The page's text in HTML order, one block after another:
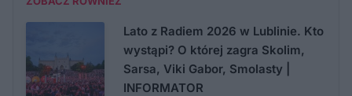
Lato z Radiem 2026 w Lublinie. Kto
wystąpi? O której zagra Skolim,
Sarsa, Viki Gabor, Smolasty |
INFORMATOR